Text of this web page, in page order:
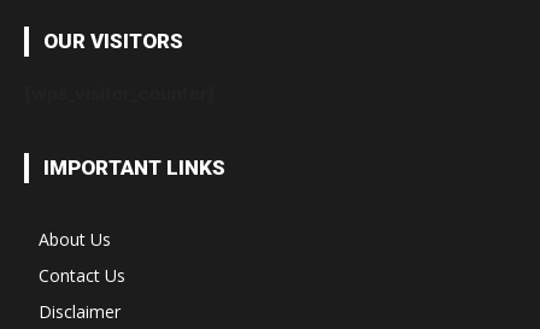
OUR VISITORS
IMPORTANT LINKS
About Us
Contact Us
Disclaimer